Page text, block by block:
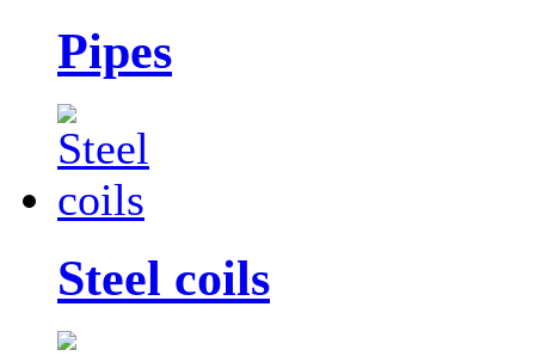
Pipes
Steel coils